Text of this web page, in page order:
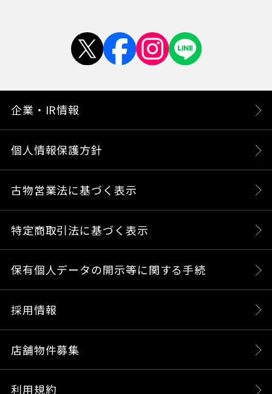
企業・IR情報
個人情報保護方針
古物営業法に基づく表示
特定商取引法に基づく表示
保有個人データの開示等に関する手続
採用情報
店舗物件募集
利用規約